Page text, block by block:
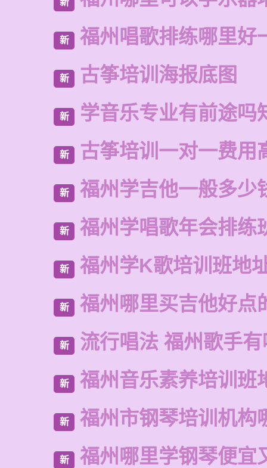
新
新 福州唱歌排练哪里好
新 古筝培训海报底图
新 学音乐专业有前途吗
新 古筝培训一对一费用
新 福州学吉他一般多少
新 福州学唱歌年会排练
新 福州学K歌培训班地
新 福州哪里买吉他好点
新 流行唱法 福州歌手
新 福州音乐素养培训班
新 福州市钢琴培训机构
新 福州哪里学钢琴便宜